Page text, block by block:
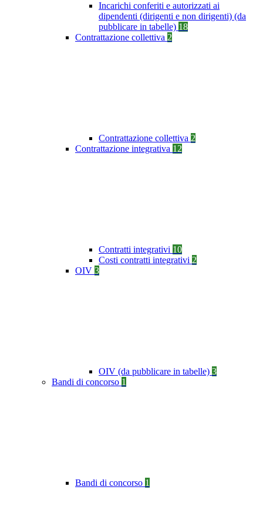
Incarichi conferiti e autorizzati ai
dipendenti (dirigenti e non dirigenti) (da
pubblicare in tabelle) 18
Contrattazione collettiva 2
Contrattazione collettiva 2
Contrattazione integrativa 12
Contratti integrativi 10
Costi contratti integrativi 2
OIV 3
OIV (da pubblicare in tabelle) 3
Bandi di concorso 1
Bandi di concorso 1